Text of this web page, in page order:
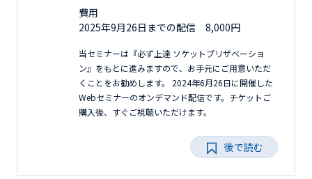
費用
2025年9月26日までの配信 8,000円
当セミナーは『必ず上達 ソケットプリザベーショ
ン』をもとに進みますので、お手元にご用意いただ
くことをお勧めします。 2024年6月26日に開催した
Webセミナーのオンデマンド配信です。チケットご
購入後、すぐご視聴いただけます。
後で読む